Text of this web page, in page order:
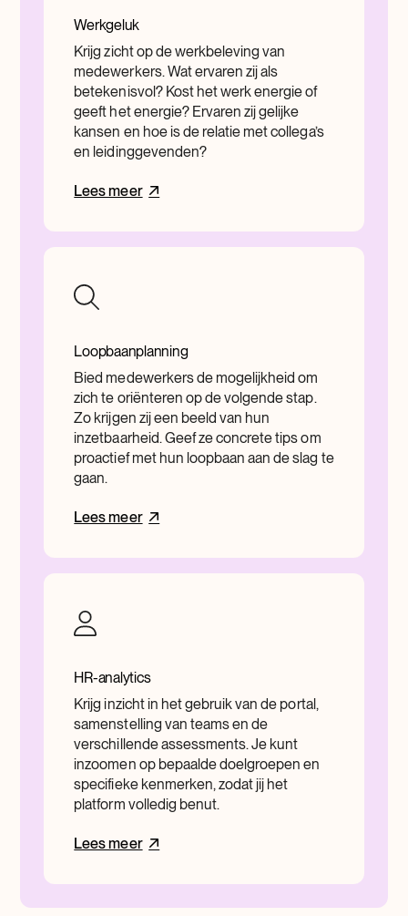
Werkgeluk
Krijg zicht op de werkbeleving van
medewerkers. Wat ervaren zij als
betekenisvol? Kost het werk energie of
geeft het energie? Ervaren zij gelijke
kansen en hoe is de relatie met collega’s
en leidinggevenden?
Lees meer
Loopbaanplanning
Bied medewerkers de mogelijkheid om
zich te oriënteren op de volgende stap.
Zo krijgen zij een beeld van hun
inzetbaarheid. Geef ze concrete tips om
proactief met hun loopbaan aan de slag te
gaan.
Lees meer
HR-analytics
Krijg inzicht in het gebruik van de portal,
samenstelling van teams en de
verschillende assessments. Je kunt
inzoomen op bepaalde doelgroepen en
specifieke kenmerken, zodat jij het
platform volledig benut.
Lees meer